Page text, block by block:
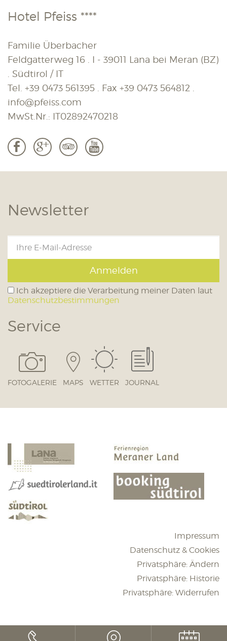
Hotel Pfeiss ****
Familie Überbacher
Feldgatterweg 16 . I - 39011 Lana bei Meran (BZ)
. Südtirol / IT
Tel. +39 0473 561395 . Fax +39 0473 564812
info@pfeiss.com
MwSt.Nr.: IT02892470218
b c 3 r
Newsletter
Anmelden
Ich akzeptiere die Verarbeitung meiner Daten laut
Datenschutzbestimmungen
Service
FOTOGALERIE MAPS WETTER JOURNAL
Impressum
Datenschutz & Cookies
Privatsphäre: Ändern
Privatsphäre: Historie
Privatsphäre: Widerrufen